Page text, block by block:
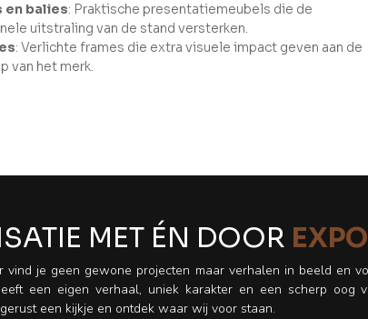
en balies: Praktische presentatiemeubels die de
uitstraling van de stand versterken.
: Verlichte frames die extra visuele impact geven aan de
van het merk.
MET ÉN DOOR
vind je geen gewone projecten maar verhalen in beeld en
een eigen verhaal, uniek karakter en een scherp oog
een kijkje en ontdek waar wij voor staan.